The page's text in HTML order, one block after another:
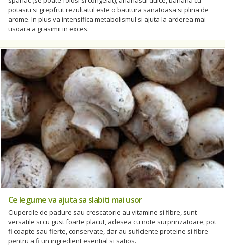
potasiu si grepfrut rezultatul este o bautura sanatoasa si plina de
arome. In plus va intensifica metabolismul si ajuta la arderea mai
usoara a grasimii in exces.
Ce legume va ajuta sa slabiti mai usor
Ciupercile de padure sau crescatorie au vitamine si fibre, sunt
versatile si cu gust foarte placut, adesea cu note surprinzatoare, pot
fi coapte sau fierte, conservate, dar au suficiente proteine si fibre
pentru a fi un ingredient esential si satios.